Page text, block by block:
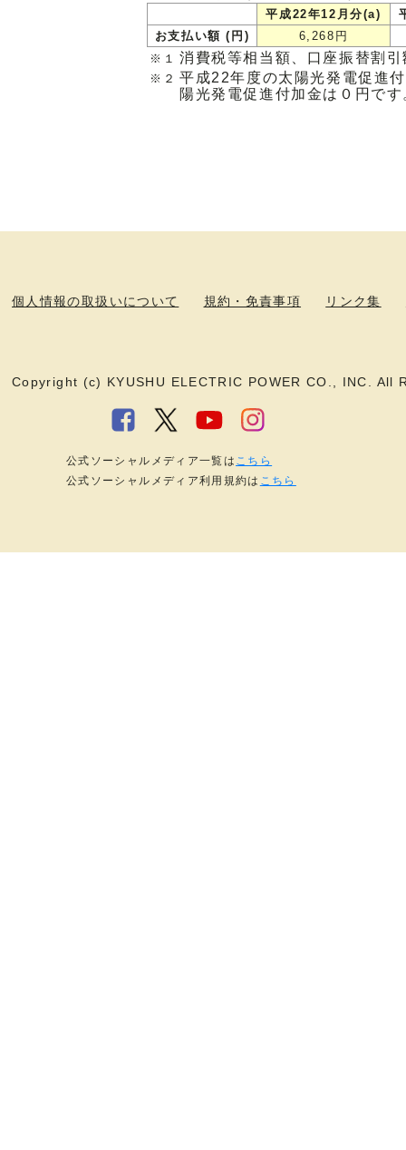
平成22年12月分(a)
お支払い額 (円)
6,268円
※１ 消費税等相当額、口座振替割
※２ 平成22年度の太陽光発電促進
陽光発電促進付加金は０円です
個人情報の取扱いについて 規約・免責事項 リンク集
Copyright (c) KYUSHU ELECTRIC POWER CO., INC. All
公式ソーシャルメディア一覧は こちら
公式ソーシャルメディア利用規約は こちら